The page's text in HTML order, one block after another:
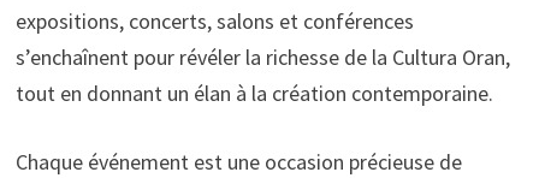
expositions, concerts, salons et conférences
s’enchaînent pour révéler la richesse de la Cultura Oran,
tout en donnant un élan à la création contemporaine.
Chaque événement est une occasion précieuse de